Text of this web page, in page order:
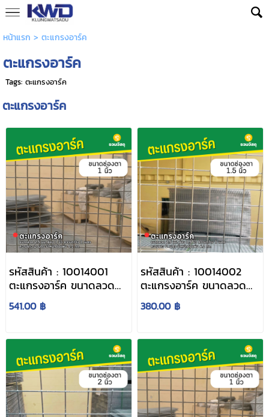
หน้าแรก > ตะแกรงอาร์ค
ตะแกรงอาร์ค
Tags: ตะแกรงอาร์ค
ตะแกรงอาร์ค
รหัสสินค้า : 10014001
ตะแกรงอาร์ค ขนาดลวด
2.5 มม. ช่อง 1 นิ้ว ความ
กว้าง 1 เมตร ความยาว 2
กก.
541.00 ฿
รหัสสินค้า : 10014002
ตะแกรงอาร์ค ขนาดลวด
2.5 มม. ช่อง 1.5 นิ้ว ความ
กว้าง 1 เมตร ความยาว 2
กก.
380.00 ฿